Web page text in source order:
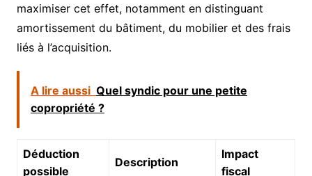
maximiser cet effet, notamment en distinguant
amortissement du bâtiment, du mobilier et des frais
liés à l’acquisition.
A lire aussi Quel syndic pour une petite
copropriété ?
Déduction
possible
Description
Impact
fiscal